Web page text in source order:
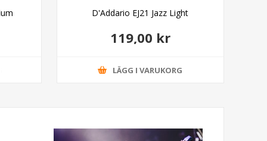
D'Addario EJ21 Jazz Light
119,00 kr
LÄGG I VARUKORG